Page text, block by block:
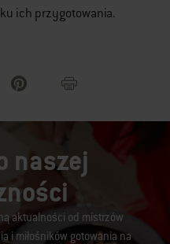
ich przygotowania.
naszej
aktualności od mistrzów
i miłośników gotowania na